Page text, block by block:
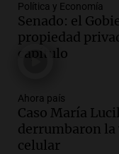
Audio.El
pago en
públicos a
Noticias
Audio.
Política y Economía
Senado: el
propiedad
capítulo
Ahora país
Caso María
derrumbaron la
celular